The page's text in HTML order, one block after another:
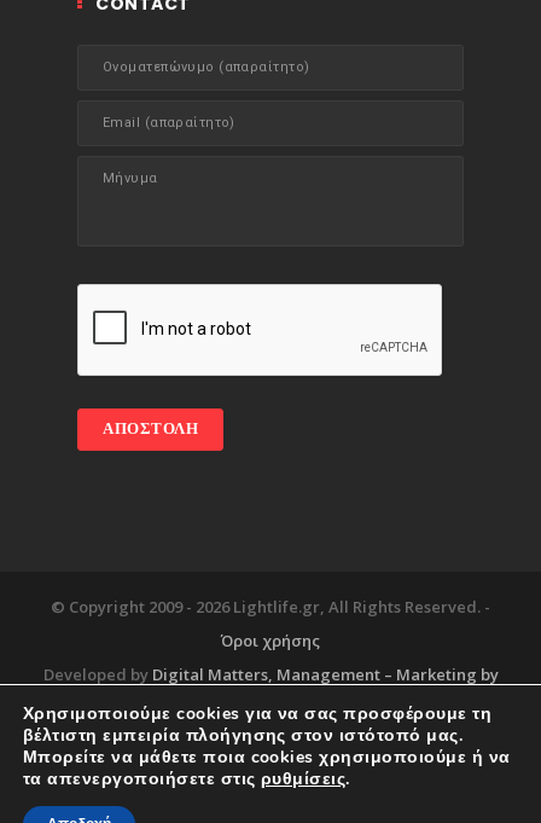
© Copyright 2009 - 2026 Lightlife.gr, All Rights Reserved. -
Όροι χρήσης
Developed by Digital Matters, Management – Marketing by
Blog About Services
Corporate Support
Χρησιμοποιούμε cookies για να σας προσφέρουμε τη
βέλτιστη εμπειρία πλοήγησης στον ιστότοπό μας.
Μπορείτε να μάθετε ποια cookies χρησιμοποιούμε ή να
τα απενεργοποιήσετε στις ρυθμίσεις.